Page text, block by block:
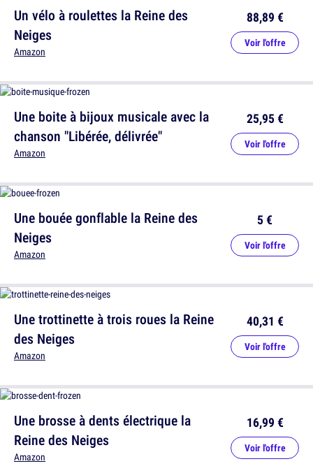
Un vélo à roulettes la Reine des
Neiges
Amazon
88,89 €
Voir l'offre
Une bouée gonflable la Reine des
Neiges
Amazon
5 €
Voir l'offre
Une brosse à dents électrique la
Reine des Neiges
Amazon
16,99 €
Voir l'offre
Une boite à bijoux musicale avec la
chanson "Libérée, délivrée"
Amazon
25,95 €
Voir l'offre
Une trottinette à trois roues la Reine
des Neiges
Amazon
40,31 €
Voir l'offre